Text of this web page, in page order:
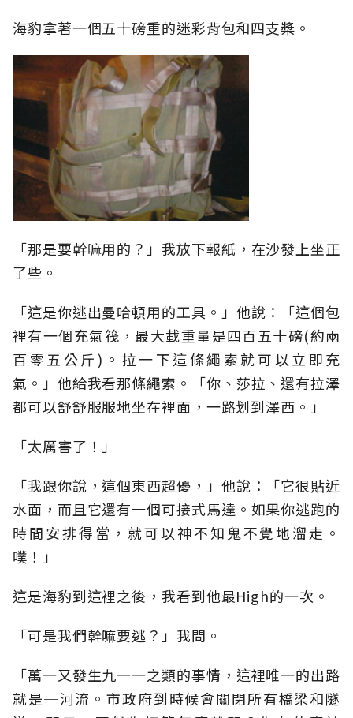
海豹拿著一個五十磅重的迷彩背包和四支槳。
「那是要幹嘛用的？」我放下報紙，在沙發上坐正
了些。
「這是你逃出曼哈頓用的工具。」他說：「這個包
裡有一個充氣筏，最大載重量是四百五十磅(約兩
百零五公斤)。拉一下這條繩索就可以立即充
氣。」他給我看那條繩索。「你、莎拉、還有拉澤
都可以舒舒服服地坐在裡面，一路划到澤西。」
「太厲害了！」
「我跟你說，這個東西超優，」他說：「它很貼近
水面，而且它還有一個可接式馬達。如果你逃跑的
時間安排得當，就可以神不知鬼不覺地溜走。
噗！」
這是海豹到這裡之後，我看到他最High的一次。
「可是我們幹嘛要逃？」我問。
「萬一又發生九一一之類的事情，這裡唯一的出路
就是─河流。市政府到時候會關閉所有橋梁和隧